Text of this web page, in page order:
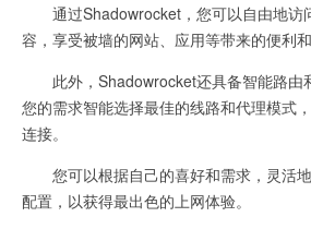
通过Shadowrocket，您可以自由地访
容，享受被墙的网站、应用等带来的便利和
此外，Shadowrocket还具备智能路由
您的需求智能选择最佳的线路和代理模式
连接。
您可以根据自己的喜好和需求，灵活
配置，以获得最出色的上网体验。